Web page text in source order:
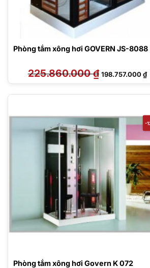
Phòng tắm xông hơi GOVERN JS-8088
225.860.000₫ Giá
gốc
là:
198.757.000₫
-
Phòng tắm xông hơi Govern K 072